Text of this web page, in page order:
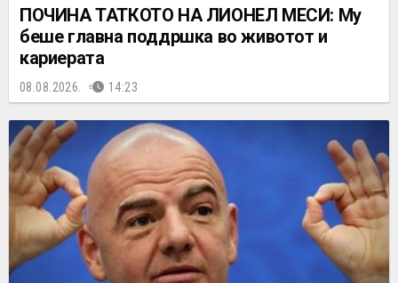
ПОЧИНА ТАТКОТО НА ЛИОНЕЛ МЕСИ: Му
беше главна поддршка во животот и
кариерата
08.08.2026. 14:23